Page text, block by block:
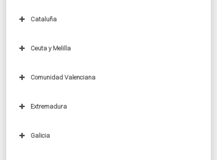
Cataluña
Ceuta y Melilla
Comunidad Valenciana
Extremadura
Galicia